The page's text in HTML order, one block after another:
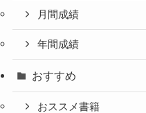
月間成績
年間成績
おすすめ
おススメ書籍